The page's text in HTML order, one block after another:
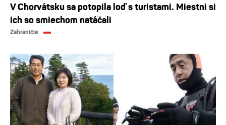
V Chorvátsku sa potopila loď s turistami. Miestni si
ich so smiechom natáčali
Zahraničie